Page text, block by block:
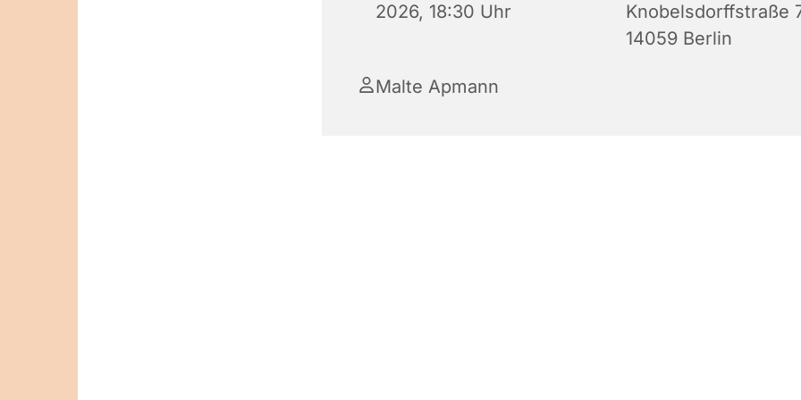
2026, 18:30 Uhr
Knobelsdorffstraße
14059 Berlin
Malte Apmann